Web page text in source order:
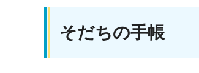
そだちの手帳